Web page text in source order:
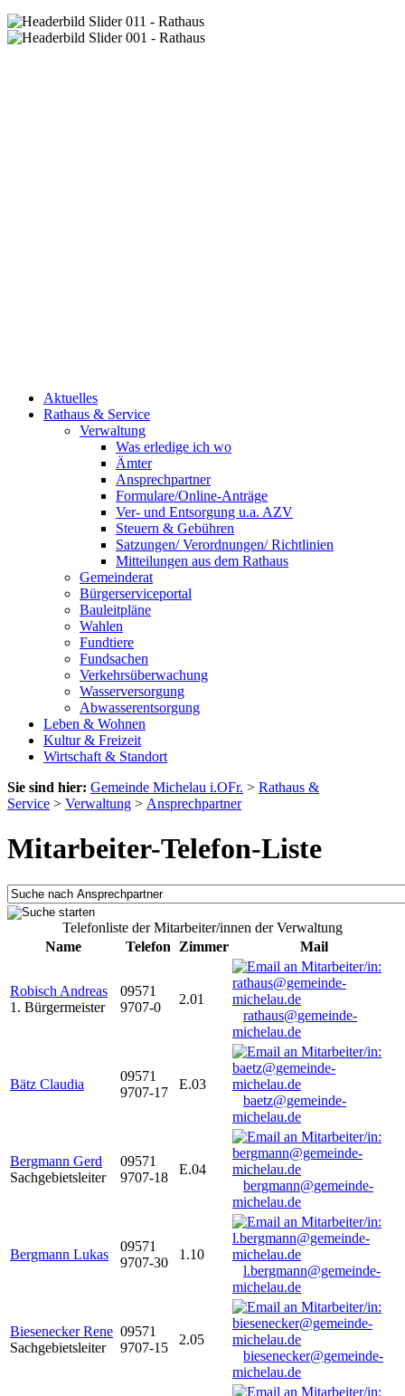
Aktuelles
Rathaus & Service
Verwaltung
Was erledige ich wo
Ämter
Ansprechpartner
Formulare/Online-Anträge
Ver- und Entsorgung u.a. AZV
Steuern & Gebühren
Satzungen/ Verordnungen/ Richtlinien
Mitteilungen aus dem Rathaus
Gemeinderat
Bürgerserviceportal
Bauleitpläne
Wahlen
Fundtiere
Fundsachen
Verkehrsüberwachung
Wasserversorgung
Abwasserentsorgung
Leben & Wohnen
Kultur & Freizeit
Wirtschaft & Standort
Sie sind hier: Gemeinde Michelau i.OFr. > Rathaus &
Service > Verwaltung > Ansprechpartner
Mitarbeiter-Telefon-Liste
Telefonliste der Mitarbeiter/innen der Verwaltung
Name
Telefon Zimmer Mail
Robisch Andreas
1. Bürgermeister
09571
9707-0
2.01
rathaus@gemeinde-
michelau.de
Bätz Claudia
09571
9707-17
E.03
baetz@gemeinde-
michelau.de
Bergmann Gerd
Sachgebietsleiter
09571
9707-18
E.04
bergmann@gemeinde-
michelau.de
Bergmann Lukas
09571
9707-30
1.10
l.bergmann@gemeinde-
michelau.de
Biesenecker Rene
Sachgebietsleiter
09571
9707-15
2.05
biesenecker@gemeinde-
michelau.de